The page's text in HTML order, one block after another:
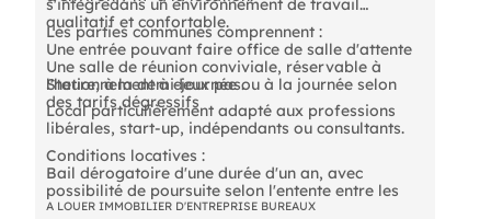
s'intègredans un environnement de travail
qualitatif et confortable.
Les parties communes comprennent :
Une entrée pouvant faire office de salle d'attente
Une salle de réunion conviviale, réservable à
l'heure, à la demi-journée ou à la journée selon
des tarifs dégressifs
Stationnement à deux pas.
Local particulièrement adapté aux professions
libérales, start-up, indépendants ou consultants.
Conditions locatives :
Bail dérogatoire d'une durée d'un an, avec
possibilité de poursuite selon l'entente entre les
parties
A LOUER IMMOBILIER D'ENTREPRISE BUREAUX